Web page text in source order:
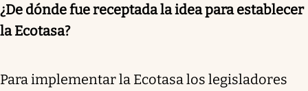
¿De dónde fue receptada la idea para establecer
la Ecotasa?
Para implementar la Ecotasa los legisladores